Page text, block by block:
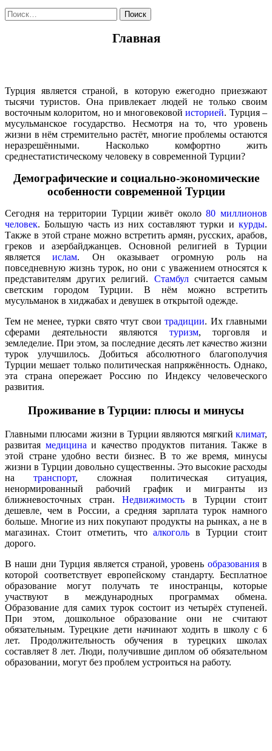
Найти:
Главная
Турция является страной, в которую ежегодно приезжают
тысячи туристов. Она привлекает людей не только своим
восточным колоритом, но и многовековойисторией. Турция –
мусульманское государство. Несмотря на то, что уровень
жизни в нём стремительно растёт, многие проблемы остаются
неразрешёнными. Насколько комфортно жить
среднестатистическому человеку в современной Турции?
Демографические и социально-экономические
особенности современной Турции
Сегодня на территории Турции живёт около80 миллионов
человек. Большую часть из них составляют турки и курды.
Также в этой стране можно встретить армян, русских, арабов,
греков и азербайджанцев. Основной религией в Турции
являетсяислам. Он оказывает огромную роль на
повседневную жизнь турок, но они с уважением относятся к
представителям других религий. Стамбулсчитается самым
светским городом Турции. В нём можно встретить
мусульманок в хиджабах и девушек в открытой одежде.
Тем не менее, турки свято чтут своитрадиции. Их главными
сферами деятельности являются туризм, торговля и
земледелие. При этом, за последние десять лет качество жизни
турок улучшилось. Добиться абсолютного благополучия
Турции мешает только политическая напряжённость. Однако,
эта страна опережает Россию по Индексу человеческого
развития.
Проживание в Турции: плюсы и минусы
Главными плюсами жизни в Турции являются мягкий климат,
развитая медицина и качество продуктов питания. Также в
этой стране удобно вести бизнес. В то же время, минусы
жизни в Турции довольно существенны. Это высокие расходы
натранспорт, сложная политическая ситуация,
ненормированный рабочий график и мигранты из
ближневосточных стран.Недвижимость в Турции стоит
дешевле, чем в России, а средняя зарплата турок намного
больше. Многие из них покупают продукты на рынках, а не в
магазинах. Стоит отметить, чтоалкоголь в Турции стоит
дорого.
В наши дни Турция является страной, уровень образованияв
которой соответствует европейскому стандарту. Бесплатное
образование могут получать те иностранцы, которые
участвуют в международных программах обмена.
Образование для самих турок состоит из четырёх ступеней.
При этом, дошкольное образование они не считают
обязательным. Турецкие дети начинают ходить в школу с 6
лет. Продолжительность обучения в турецких школах
составляет 8 лет. Люди, получившие диплом об обязательном
образовании, могут без проблем устроиться на работу.